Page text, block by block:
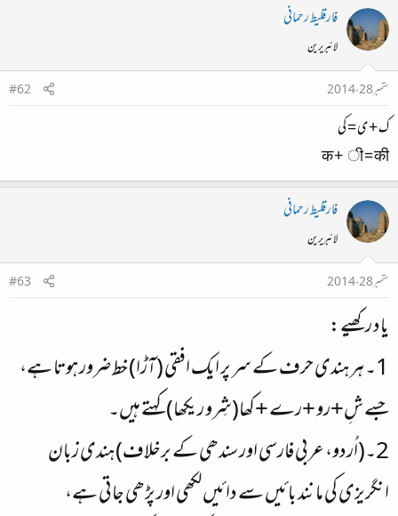
فارقلیط رحمانی
لائبریرین
ستمبر 28، 2014
#62
ک + ی = کی
क + ी = की
فارقلیط رحمانی
لائبریرین
ستمبر 28، 2014
#63
یاد رکھیے:
1۔ ہر ہندی حرف کے سر پر ایک افقی (آڑا) خط ضرور ہوتا ہے،
جسے شِ+رو +رے +کھا(شِرو ریکھا) کہتے ہیں۔
2۔(اُردو، عربی فارسی اور سندھی کے برخلاف) ہندی زبان
انگریزی کی مانند بائیں سے دائیں لکھی اور پڑھی جاتی ہے،